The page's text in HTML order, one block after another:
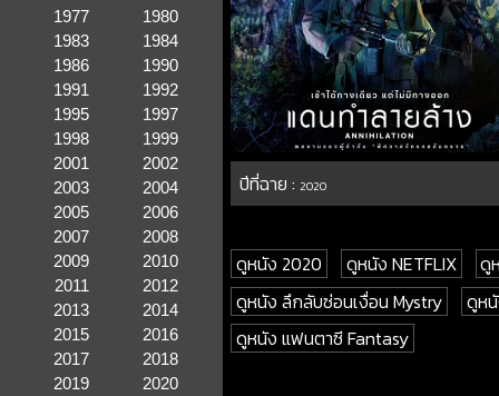
1977
1980
1983
1984
1986
1990
1991
1992
1995
1997
1998
1999
2001
2002
2003
2004
2005
2006
2007
2008
2009
2010
2011
2012
2013
2014
2015
2016
2017
2018
2019
2020
ปีที่ฉาย :2020
ดูหนัง 2020 ดูหนัง NETFLIX
ดู
ดูหนัง ลึกลับซ่อนเงื่อน Mystry
ดูห
ดูหนัง แฟนตาซี Fantasy